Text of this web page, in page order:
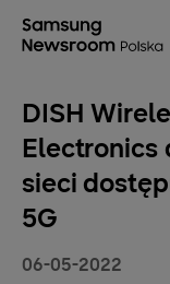
DISH
Electronics
sieci
5G
06-05-2022